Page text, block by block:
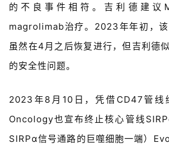
的不良事件相符。吉利德建议
magrolimab治疗。2023年年初，该
虽然在4月之后恢复进行，但吉利德
的安全性问题。
2023年8月10日，凭借CD47管线
Oncology也宣布终止核心管线
SIRPα信号通路的巨噬细胞一端）